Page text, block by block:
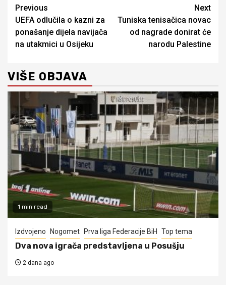
Continue
Reading
Previous
UEFA odlučila o kazni za
ponašanje dijela navijača
na utakmici u Osijeku
Next
Tuniska tenisačica novac
od nagrade donirat će
narodu Palestine
VIŠE OBJAVA
1 min read
Izdvojeno Nogomet Prva liga Federacije BiH Top tema
Dva nova igrača predstavljena u Posušju
2 dana ago